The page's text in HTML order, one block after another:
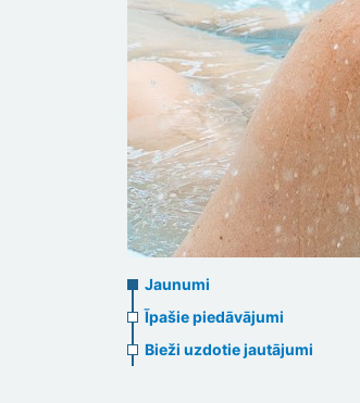
News
menu
Jaunumi
Īpašie piedāvājumi
Bieži uzdotie jautājumi